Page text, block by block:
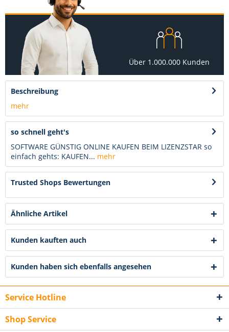
Über 1.000.000 Kunden
Beschreibung
mehr
so schnell geht's
SOFTWARE GÜNSTIG ONLINE KAUFEN BEIM LIZENZSTAR so
einfach gehts: KAUFEN... mehr
Trusted Shops Bewertungen
Ähnliche Artikel
Kunden kauften auch
Kunden haben sich ebenfalls angesehen
Service Hotline
Shop Service